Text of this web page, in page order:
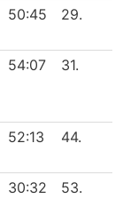
50:45 29.
54:07 31.
52:13 44.
30:32 53.